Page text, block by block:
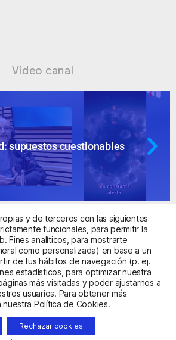
Vídeo canal
supuestos cuestionables
con el código E08737002
de PrivacidadPolítica de Cookies
Teléfonos:932263020
y de terceros con las siguientes
funcionales, para permitir la
Fines analíticos, para mostrarte
como personalizada) en base a un
de tus hábitos de navegación (p. ej.
estadísticos, para optimizar nuestra
más visitadas y poder ajustarnos a
usuarios. Para obtener más
nuestra Política de Cookies.
Rechazar cookies